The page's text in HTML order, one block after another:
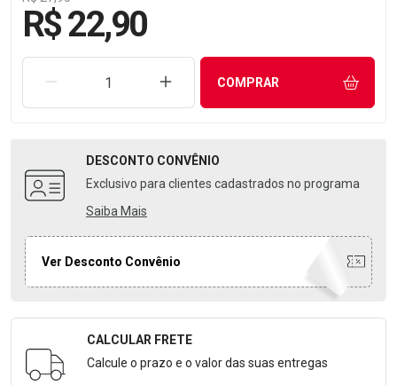
R$ 22,90
REMOVER UMA UNIDADEAUMENTAR UMA UNIDADE
COMPRAR
DESCONTO CONVÊNIO
Exclusivo para clientes cadastrados no programa
Saiba Mais
Ver Desconto Convênio
Formulário para Calcular o Frete
CALCULAR FRETE
Calcule o prazo e o valor das suas entregas